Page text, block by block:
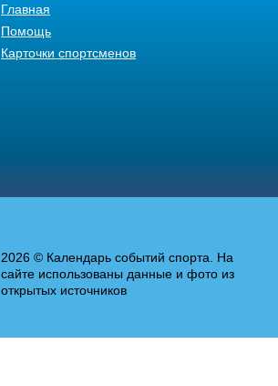
Главная
Помощь
Карточки спортсменов
2026 © Календарь событий спорта. На
сайте использованы данные и фото из
открытых источников